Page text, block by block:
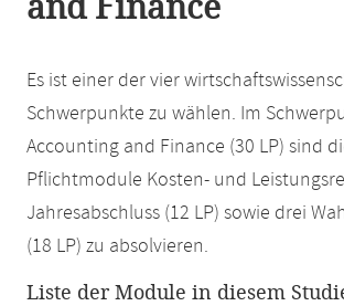
Es ist einer der vier
Schwerpunkte zu wählen. Im
Accounting and Finance (30 LP) sind
Pflichtmodule Kosten- und
Jahresabschluss (12 LP) sowie drei
(18 LP) zu absolvieren.
Liste der Module in diesem